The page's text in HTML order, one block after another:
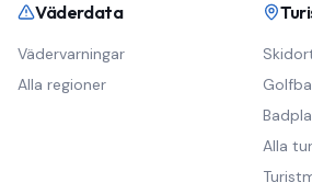
Väderdata
Vädervarningar
Alla regioner
Alla